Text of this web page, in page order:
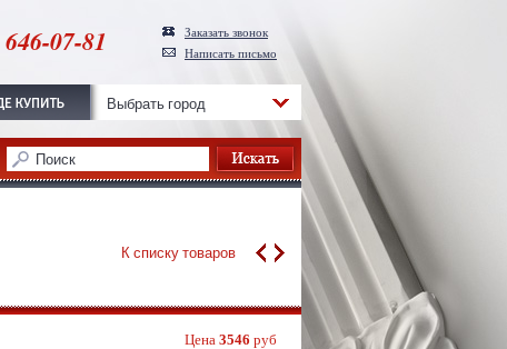
646-07-81
Заказать звонок
Написать письмо
Выбрать город
К списку товаров
Цена 3546 руб